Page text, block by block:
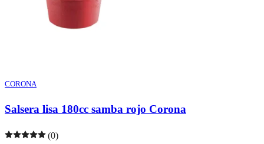
CORONA
Salsera lisa 180cc samba rojo Corona
(0)